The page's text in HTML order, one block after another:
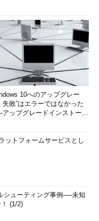
10へのアップグレー
失敗”はエラーではなかった
ップグレードインストール
ットフォームサービスとし
シューティング事例──未知
(1/2)